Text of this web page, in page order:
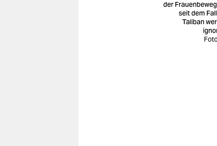
der
seit dem
Taliban